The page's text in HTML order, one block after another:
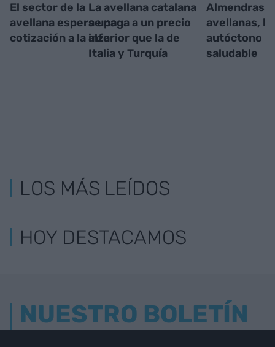
El sector de la
avellana espera una
cotización a la alza
La avellana catalana
se paga a un precio
inferior que la de
Italia y Turquía
Almendras y
avellanas, la
autóctono y
saludable
LOS MÁS LEÍDOS
HOY DESTACAMOS
NUESTRO BOLETÍN